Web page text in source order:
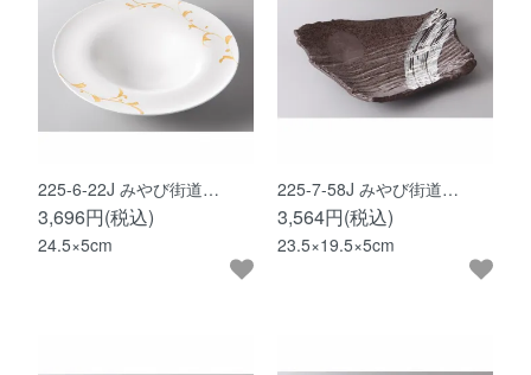
225-6-22J みやび街道…
3,696円(税込)
24.5×5cm
225-7-58J みやび街道…
3,564円(税込)
23.5×19.5×5cm